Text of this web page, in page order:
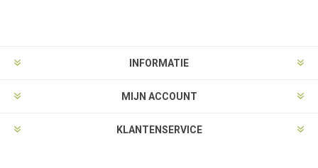
INFORMATIE
MIJN ACCOUNT
KLANTENSERVICE